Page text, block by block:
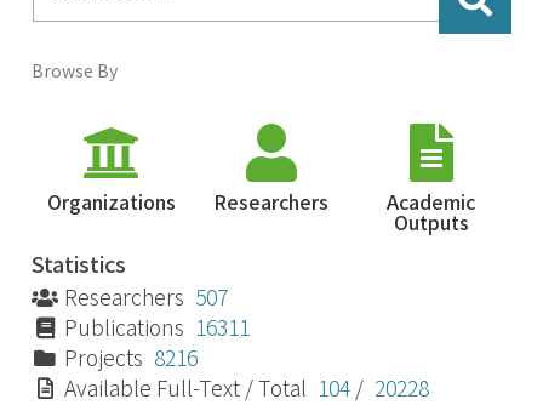
Browse By
Organizations Researchers Academic
Outputs
Statistics
Researchers 507
Publications 16311
Projects 8216
Available Full-Text / Total 104 / 20228